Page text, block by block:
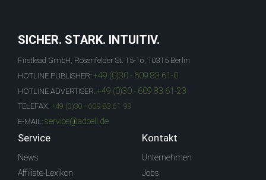
SICHER. STARK. INTUITIV.
Firstlead GmbH, Rosenfelder St. 15-16, 10315 Berlin
HOTLINE PUBLISHER: +49 (0)30 - 609 83 61-0
HOTLINE ADVERTISER: +49 (0)30 - 609 83 61-23
TELEFAX: +49 (0)30 - 609 83 61-99
E-MAIL: service@adcell.de
Service
News
Affiliate-Lexikon
Kontakt
Unternehmen
Jobs